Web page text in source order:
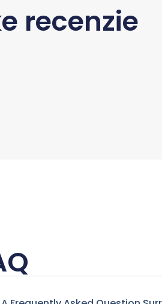
recenzie